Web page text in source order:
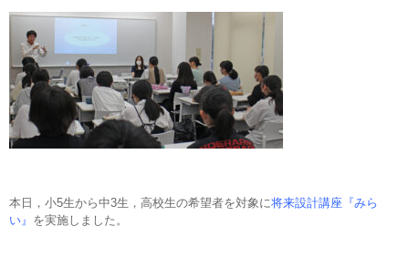
本日，小5生から中3生，高校生の希望者を対象に将来設計講座『みら
い』 を実施しました。